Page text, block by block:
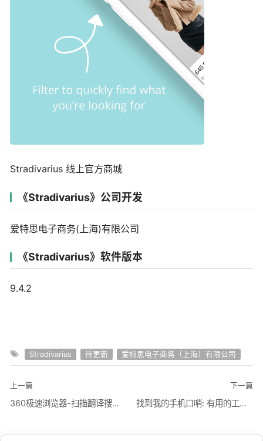
Stradivarius 线上官方商城
《Stradivarius》公司开发
爱特思电子商务(上海)有限公司
《Stradivarius》软件版本
9.4.2
Stradivarius 待更新 爱特思电子商务（上海）有限公司
上一篇
360极速浏览器-扫描翻译搜索工具
下一篇
找到我的手机口哨: 有用的工具和助手，设备查找器，搜索丢手机